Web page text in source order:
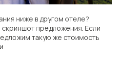
ниже в другом отеле?
скриншот предложения. Если
такую же стоимость